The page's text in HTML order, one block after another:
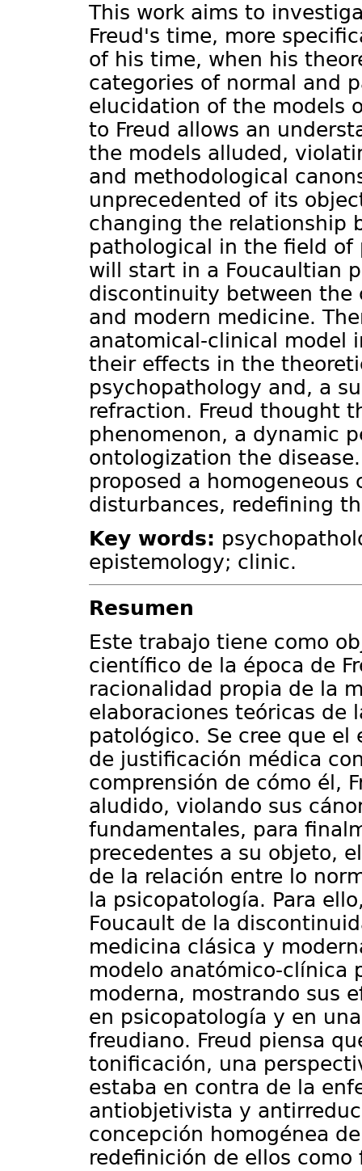
This work aims to
Freud's time, more
of his time, when his
categories of normal and
elucidation of the models
to Freud allows an
the models alluded,
and methodological
unprecedented of its
changing the relationship
pathological in the field of
will start in a Foucaultian
discontinuity between
and modern medicine.
anatomical-clinical model
their effects in the
psychopathology and, a
refraction. Freud thought
phenomenon, a dynamic
ontologization the
proposed a
disturbances, redefining
Key words:
epistemology; clinic.
Resumen
Este trabajo tiene como
científico de la época de
racionalidad propia de la
elaboraciones teóricas de
patológico. Se cree que el
de justificación médica
comprensión de cómo él,
aludido, violando sus
fundamentales, para
precedentes a su objeto,
de la relación entre lo
la psicopatología. Para
Foucault de la
medicina clásica y
modelo anatómico-clínica
moderna, mostrando sus
en psicopatología y en
freudiano. Freud piensa
tonificación, una
estaba en contra de la
antiobjetivista y
concepción homogénea
redefinición de ellos